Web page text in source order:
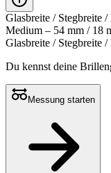
Glasbreite / Stegbreite
Medium – 54 mm / 18
Glasbreite / Stegbreite
Du kennst deine
Messung starten